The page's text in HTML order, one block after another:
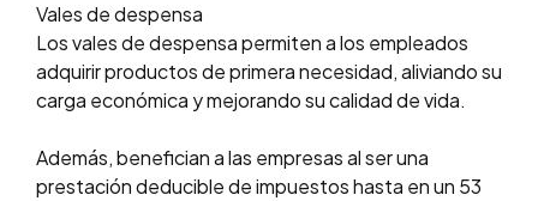
Vales de despensa
Los vales de despensa permiten a los empleados
adquirir productos de primera necesidad, aliviando su
carga económica y mejorando su calidad de vida.
Además, benefician a las empresas al ser una
prestación deducible de impuestos hasta en un 53